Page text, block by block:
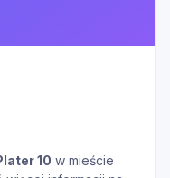
10 w mieście